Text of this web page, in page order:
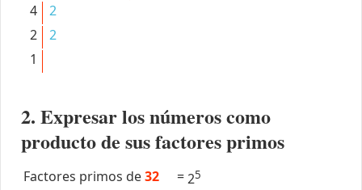
4
2
2
2
1
2. Expresar los números como
producto de sus factores primos
Factores primos de32 =25